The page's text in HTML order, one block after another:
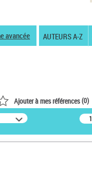
avancée AUTEURS A-Z
Ajouter à mes références(0)